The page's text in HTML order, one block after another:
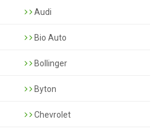
Audi
Bio Auto
Bollinger
Byton
Chevrolet